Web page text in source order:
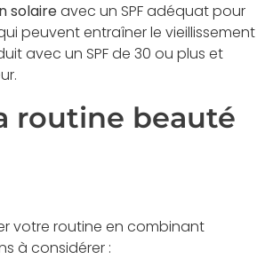
solaireavec un SPF adéquat pour
peuvent entraîner le vieillissement
avec un SPF de 30 ou plus et
routine beauté
votre routine en combinant
à considérer :